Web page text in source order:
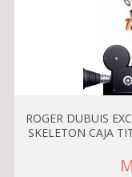
ROGER DUBUIS
SKELETON CAJA